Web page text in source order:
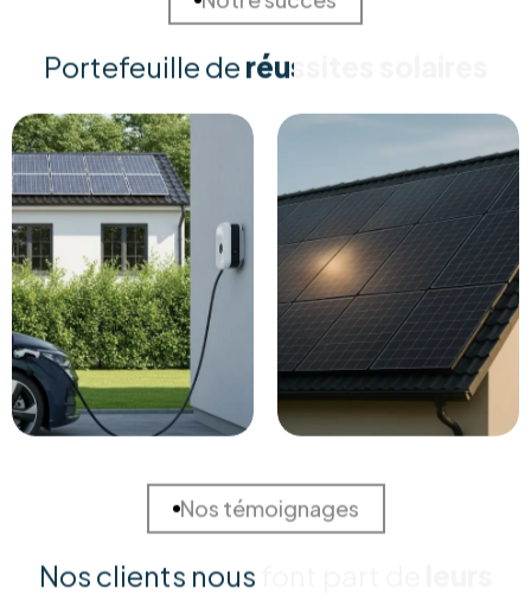
Chaque habitation est unique. Nous réalisons une
étude approfondie de votre consommation et de
votre toiture pour concevoir la solution la plus rentable
et adaptée à vos besoins spécifiques.
Installation Certifiée
Nos équipes techniques qualifiées assurent une pose
irréprochable, conforme aux normes de sécurité
(RGIE). Nous garantissons une intégration esthétique et
durable, sans risque pour votre toiture.
Matériel Premium
installons exclusivement des panneaux et onduleurs de
marques Tier-1, reconnus pour leur rendement
supérieur et leur longévité garantie.